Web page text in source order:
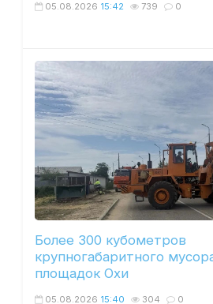
05.08.2026 15:42 739 0
Более 300 кубометров
крупногабаритного
площадок Охи
05.08.2026 15:40 304 0